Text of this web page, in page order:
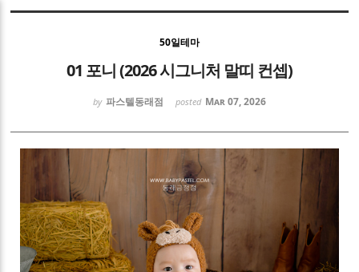
50일테마
01 포니 (2026 시그니처 말띠 컨셉)
by 파스텔동래점 posted Mar 07, 2026
Sketchbook5, 스케치북5
Sketchbook5, 스케치북5